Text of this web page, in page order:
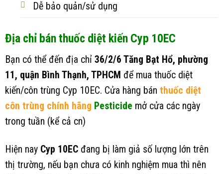
Dễ bảo quản/sử dụng
Địa chỉ bán thuốc diệt kiến Cyp 10EC
Bạn có thể đến địa chỉ 36/2/6 Tăng Bạt Hổ, phường
11, quận Bình Thạnh, TPHCM để mua thuốc diệt
kiến/côn trùng Cyp 10EC. Cửa hàng bán thuốc diệt
côn trùng chính hãng Pesticide mở cửa các ngày
trong tuần (kể cả cn)
Hiện nay Cyp 10EC đang bị làm giả số lượng lớn trên
thị trường, nếu bạn chưa có kinh nghiệm mua thì nên